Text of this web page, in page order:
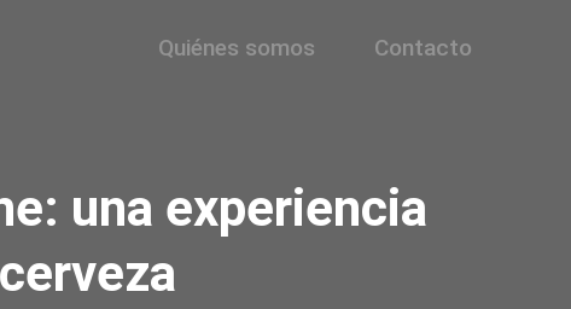
Quiénes somos Contacto
una experiencia